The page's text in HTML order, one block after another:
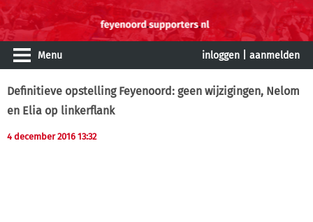
Menu inloggen aanmelden
Definitieve opstelling Feyenoord: geen wijzigingen, Nelom
en Elia op linkerflank
4 december 2016 13:32